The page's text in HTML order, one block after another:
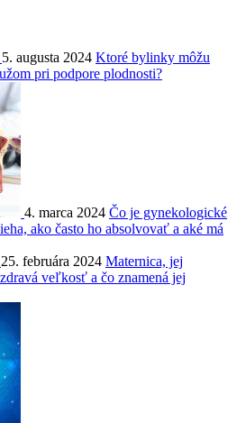
5. augusta 2024 Ktoré bylinky môžu
pri podpore plodnosti?
4. marca 2024 Čo je gynekologické
ako často ho absolvovať a aké má
25. februára 2024 Maternica, jej
veľkosť a čo znamená jej